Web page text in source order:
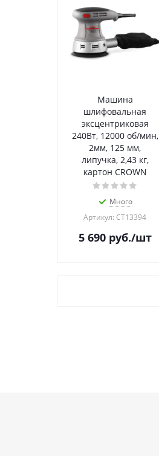
Машина
шлифовальная
эксцентриковая
240Вт, 12000 об/мин,
2мм, 125 мм,
липучка, 2,43 кг,
картон CROWN
Много
Артикул: CT13394
5 690руб./шт